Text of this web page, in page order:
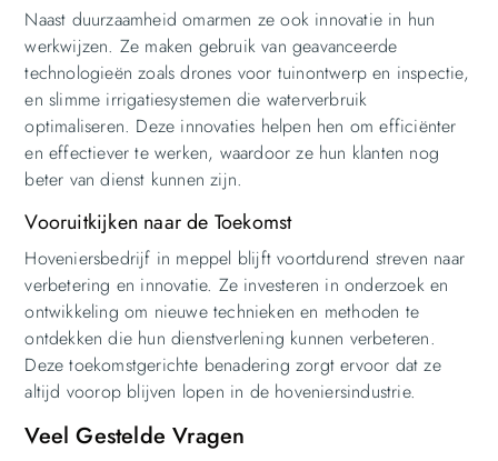
Naast duurzaamheid omarmen ze ook innovatie in hun
werkwijzen. Ze maken gebruik van geavanceerde
technologieën zoals drones voor tuinontwerp en inspectie,
en slimme irrigatiesystemen die waterverbruik
optimaliseren. Deze innovaties helpen hen om efficiënter
en effectiever te werken, waardoor ze hun klanten nog
beter van dienst kunnen zijn.
Vooruitkijken naar de Toekomst
Hoveniersbedrijf in meppel blijft voortdurend streven naar
verbetering en innovatie. Ze investeren in onderzoek en
ontwikkeling om nieuwe technieken en methoden te
ontdekken die hun dienstverlening kunnen verbeteren.
Deze toekomstgerichte benadering zorgt ervoor dat ze
altijd voorop blijven lopen in de hoveniersindustrie.
Veel Gestelde Vragen